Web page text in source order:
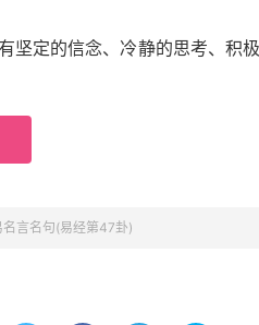
坚定的信念、冷静的思考、积
名言名句(易经第47卦)